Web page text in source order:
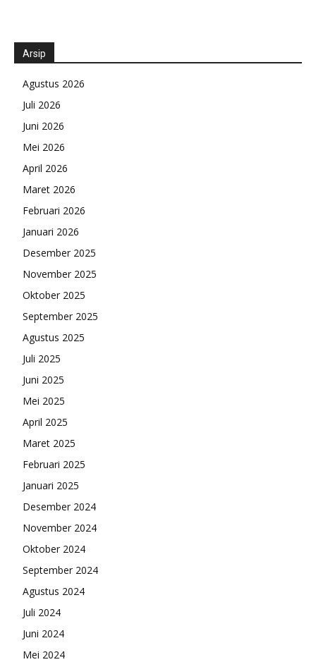
Arsip
Agustus 2026
Juli 2026
Juni 2026
Mei 2026
April 2026
Maret 2026
Februari 2026
Januari 2026
Desember 2025
November 2025
Oktober 2025
September 2025
Agustus 2025
Juli 2025
Juni 2025
Mei 2025
April 2025
Maret 2025
Februari 2025
Januari 2025
Desember 2024
November 2024
Oktober 2024
September 2024
Agustus 2024
Juli 2024
Juni 2024
Mei 2024